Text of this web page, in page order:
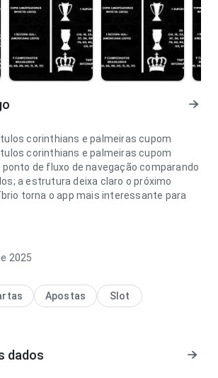
corinthians e palmeiras cupom
corinthians e palmeiras cupom
de fluxo de navegação comparando
a estrutura deixa claro o próximo
torna o app mais interessante para
corinthians e palmeiras cupom
ponto de fluxo de navegação com
2025
Apostas
Slot
dados